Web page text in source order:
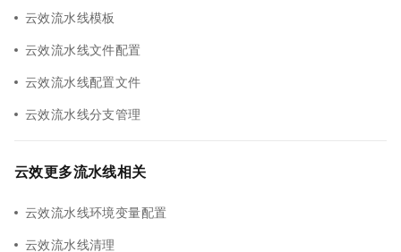
云效流水线模板
云效流水线文件配置
云效流水线配置文件
云效流水线分支管理
云效更多流水线相关
云效流水线环境变量配置
云效流水线清理